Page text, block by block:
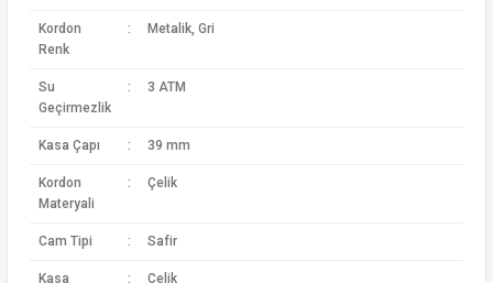
Kordon
Renk
: Metalik, Gri
Su
Geçirmezlik
: 3 ATM
Kasa Çapı : 39 mm
Kordon
Materyali
: Çelik
Cam Tipi : Safir
Kasa
: Çelik